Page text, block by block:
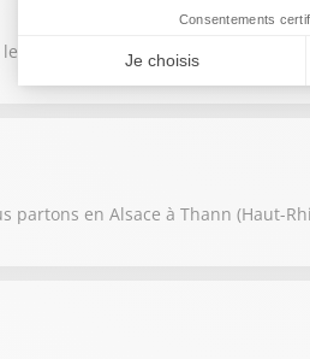
Morvan et l’Alsace, Xavier Louy
partons en Alsace à Thann (Haut-